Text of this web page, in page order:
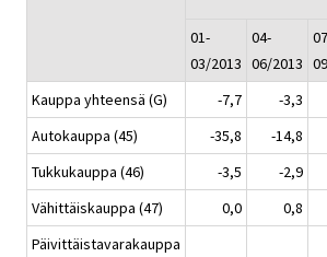
01-
03/2013
04-
06/2013
Kauppa yhteensä (G) -7,7 -3,3
Autokauppa (45)
-35,8 -14,8
Tukkukauppa (46)
-3,5 -2,9
Vähittäiskauppa (47)
0,0 0,8
Päivittäistavarakauppa